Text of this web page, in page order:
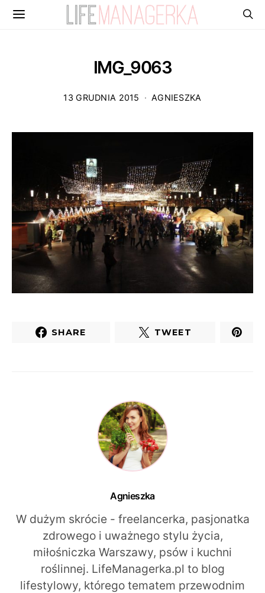
IMG_9063
13 GRUDNIA 2015 AGNIESZKA
SHARE TWEET
Agnieszka
W dużym skrócie - freelancerka, pasjonatka
zdrowego i uważnego stylu życia,
miłośniczka Warszawy, psów i kuchni
roślinnej. LifeManagerka.pl to blog
lifestylowy, którego tematem przewodnim